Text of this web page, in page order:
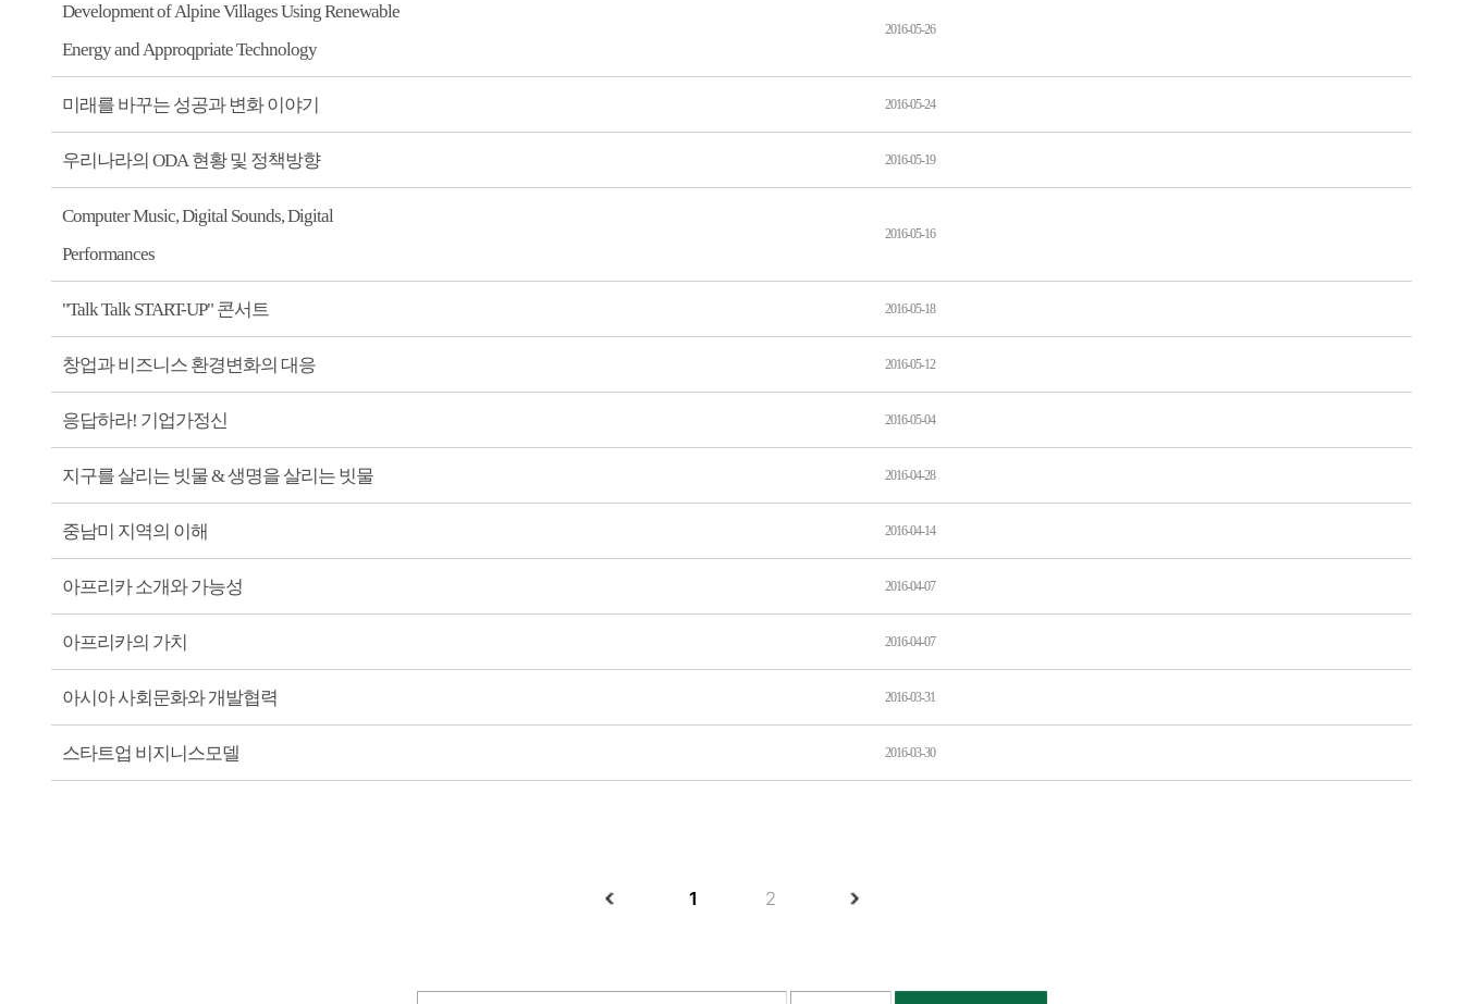
Development of Alpine Villages Using Renewable
Energy and Approqpriate Technology
2016-05-26
미래를 바꾸는 성공과 변화 이야기 2016-05-24
우리나라의 ODA 현황 및 정책방향 2016-05-19
Computer Music, Digital Sounds, Digital
Performances
2016-05-16
"Talk Talk START-UP" 콘서트 2016-05-18
창업과 비즈니스 환경변화의 대응 2016-05-12
응답하라! 기업가정신 2016-05-04
지구를 살리는 빗물 & 생명을 살리는 빗물 2016-04-28
중남미 지역의 이해 2016-04-14
아프리카 소개와 가능성 2016-04-07
아프리카의 가치 2016-04-07
아시아 사회문화와 개발협력 2016-03-31
스타트업 비지니스모델 2016-03-30
1 2